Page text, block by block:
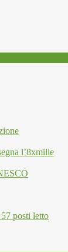
l’8xmille
posti letto